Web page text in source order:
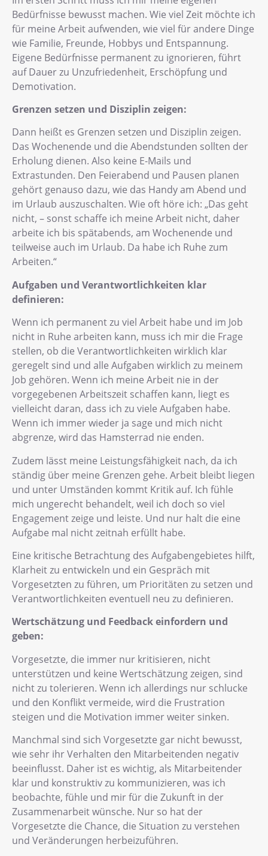
Bedürfnisse bewusst machen. Wie viel Zeit möchte ich
für meine Arbeit aufwenden, wie viel für andere Dinge
wie Familie, Freunde, Hobbys und Entspannung.
Eigene Bedürfnisse permanent zu ignorieren, führt
auf Dauer zu Unzufriedenheit, Erschöpfung und
Demotivation.
Grenzen setzen und Disziplin zeigen:
Dann heißt es Grenzen setzen und Disziplin zeigen.
Das Wochenende und die Abendstunden sollten der
Erholung dienen. Also keine E-Mails und
Extrastunden. Den Feierabend und Pausen planen
gehört genauso dazu, wie das Handy am Abend und
im Urlaub auszuschalten. Wie oft höre ich: „Das geht
nicht, – sonst schaffe ich meine Arbeit nicht, daher
arbeite ich bis spätabends, am Wochenende und
teilweise auch im Urlaub. Da habe ich Ruhe zum
Arbeiten.“
Aufgaben und Verantwortlichkeiten klar
definieren:
Wenn ich permanent zu viel Arbeit habe und im Job
nicht in Ruhe arbeiten kann, muss ich mir die Frage
stellen, ob die Verantwortlichkeiten wirklich klar
geregelt sind und alle Aufgaben wirklich zu meinem
Job gehören. Wenn ich meine Arbeit nie in der
vorgegebenen Arbeitszeit schaffen kann, liegt es
vielleicht daran, dass ich zu viele Aufgaben habe.
Wenn ich immer wieder ja sage und mich nicht
abgrenze, wird das Hamsterrad nie enden.
Zudem lässt meine Leistungsfähigkeit nach, da ich
ständig über meine Grenzen gehe. Arbeit bleibt liegen
und unter Umständen kommt Kritik auf. Ich fühle
mich ungerecht behandelt, weil ich doch so viel
Engagement zeige und leiste. Und nur halt die eine
Aufgabe mal nicht zeitnah erfüllt habe.
Eine kritische Betrachtung des Aufgabengebietes hilft,
Klarheit zu entwickeln und ein Gespräch mit
Vorgesetzten zu führen, um Prioritäten zu setzen und
Verantwortlichkeiten eventuell neu zu definieren.
Wertschätzung und Feedback einfordern und
geben:
Vorgesetzte, die immer nur kritisieren, nicht
unterstützen und keine Wertschätzung zeigen, sind
nicht zu tolerieren. Wenn ich allerdings nur schlucke
und den Konflikt vermeide, wird die Frustration
steigen und die Motivation immer weiter sinken.
Manchmal sind sich Vorgesetzte gar nicht bewusst,
wie sehr ihr Verhalten den Mitarbeitenden negativ
beeinflusst. Daher ist es wichtig, als Mitarbeitender
klar und konstruktiv zu kommunizieren, was ich
beobachte, fühle und mir für die Zukunft in der
Zusammenarbeit wünsche. Nur so hat der
Vorgesetzte die Chance, die Situation zu verstehen
und Veränderungen herbeizuführen.